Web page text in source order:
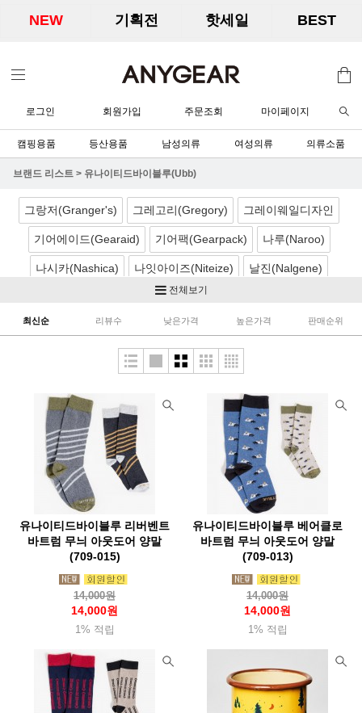
NEW 기획전 핫세일 BEST
로그인 회원가입 주문조회 마이페이지
캠핑용품 등산용품 남성의류 여성의류 의류소품
브랜드 리스트 > 유나이티드바이블루(Ubb)
그랑저(Granger's) 그레고리(Gregory) 그레이웨일디자인
기어에이드(Gearaid) 기어팩(Gearpack) 나루(Naroo)
나시카(Nashica) 나잇아이즈(Niteize) 날진(Nalgene)
네이처하이크(Naturehike) 노르딕캠프(Nordicamp)
니모(Nemo) 노박스(Nobox) 닉왁스(Nikwax)
더캠퍼(TheCamper)
라이트삭(Wrightsock) 랩(Rab) 레키(Leki) 루베르
루시올(Luciole) 루세코(Luceco) 뢰클(Roeckl) 마메이타
마운트리버(Mountriver) 마운트피크
마운틴스미스(MountainS) 마티니(Mattini) 매트릭스(Matrix)
맥데이비드(Mcdavid) 메카닉스웨어(Mechanix)
멜리띠(Melliti) 모슈(Mosh)
몬스터라이트 몬테라(Monterra) 몬츄라(Montura)
미니멀웍스(Mnmalworks) 미스테리월(Mysterywall)
베어본즈(Barebones) 벤퀘스트(Vanquest) 벨락(BellRock)
벨토(Vellto) 보커(Boker) 본플래그(Bonflag) 부쉬크래프트
전체보기
최신순 리뷰수 낮은가격 높은가격 판매순위
유나이티드바이블루 리버벤트
바트럼 무늬 아웃도어 양말
(709-015)
14,000원
14,000원
1% 적립
유나이티드바이블루 베어클로
바트럼 무늬 아웃도어 양말
(709-013)
14,000원
14,000원
1% 적립